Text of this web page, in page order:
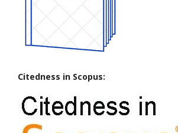
Citedness in Scopus: